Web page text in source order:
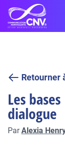
Retourner
Les
dialogue
ParAlexia